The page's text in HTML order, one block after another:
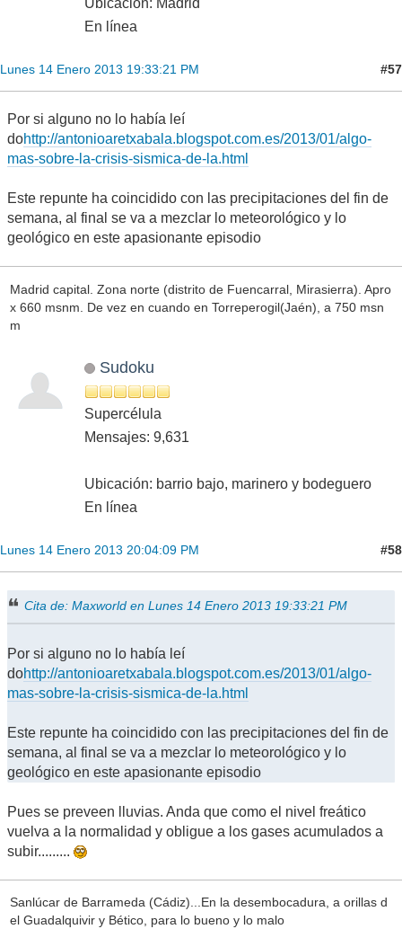
Ubicación: Madrid
En línea
Lunes 14 Enero 2013 19:33:21 PM #57
Por si alguno no lo había leí
dohttp://antonioaretxabala.blogspot.com.es/2013/01/algo-
mas-sobre-la-crisis-sismica-de-la.html
Este repunte ha coincidido con las precipitaciones del fin de
semana, al final se va a mezclar lo meteorológico y lo
geológico en este apasionante episodio
Madrid capital. Zona norte (distrito de Fuencarral, Mirasierra). Apro
x 660 msnm. De vez en cuando en Torreperogil(Jaén), a 750 msn
m
Sudoku
Supercélula
Mensajes: 9,631
Ubicación: barrio bajo, marinero y bodeguero
En línea
Lunes 14 Enero 2013 20:04:09 PM #58
Cita de: Maxworld en Lunes 14 Enero 2013 19:33:21 PM
Por si alguno no lo había leí
dohttp://antonioaretxabala.blogspot.com.es/2013/01/algo-
mas-sobre-la-crisis-sismica-de-la.html
Este repunte ha coincidido con las precipitaciones del fin de
semana, al final se va a mezclar lo meteorológico y lo
geológico en este apasionante episodio
Pues se preveen lluvias. Anda que como el nivel freático
vuelva a la normalidad y obligue a los gases acumulados a
subir.........
Sanlúcar de Barrameda (Cádiz)...En la desembocadura, a orillas d
el Guadalquivir y Bético, para lo bueno y lo malo